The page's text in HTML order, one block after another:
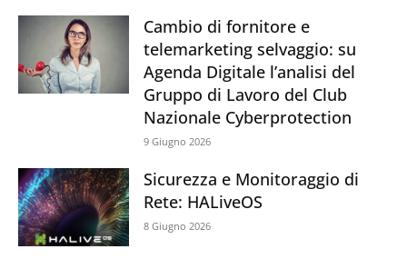
Cambio di fornitore e
telemarketing selvaggio: su
Agenda Digitale l’analisi del
Gruppo di Lavoro del Club
Nazionale Cyberprotection
9 Giugno 2026
Sicurezza e Monitoraggio di
Rete: HALiveOS
8 Giugno 2026